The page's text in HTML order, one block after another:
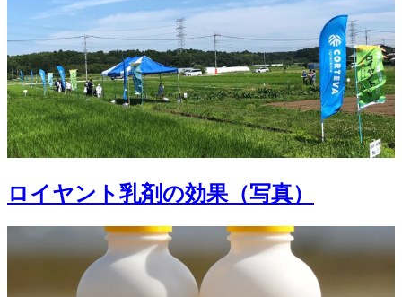
ロイヤント乳剤の効果（写真）